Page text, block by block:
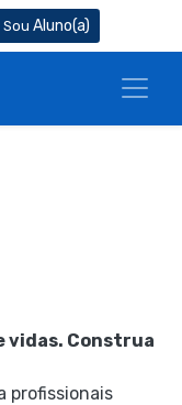
Aluno(a)
vidas. Construa
profissionais